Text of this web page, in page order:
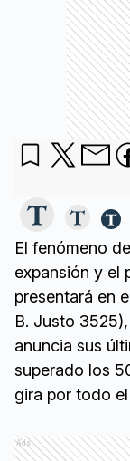
El fenómeno
expansión y el
presentará en
B. Justo
anuncia sus
superado los
gira por todo el
Ads